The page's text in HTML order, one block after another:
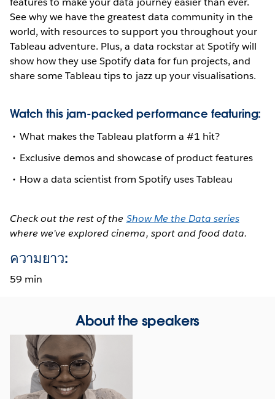
See why we have the greatest data community in the
world, with resources to support you throughout your
Tableau adventure. Plus, a data rockstar at Spotify will
show how they use Spotify data for fun projects, and
share some Tableau tips to jazz up your visualisations.
Watch this jam-packed performance featuring:
What makes the Tableau platform a #1 hit?
Exclusive demos and showcase of product features
How a data scientist from Spotify uses Tableau
Check out the rest of the Show Me the Data series
where we’ve explored cinema, sport and food data.
ความยาว:
59 min
About the speakers